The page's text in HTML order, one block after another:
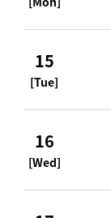
15
[Tue]
16
[Wed]